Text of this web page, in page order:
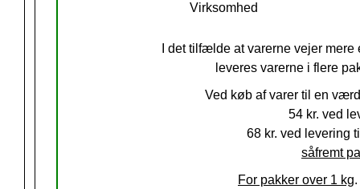
Virksomhed
I det tilfælde at varerne vejer
leveres varerne i flere
Ved køb af varer til en
54 kr. ved
68 kr. ved levering
såfremt
For pakker over 1 kg